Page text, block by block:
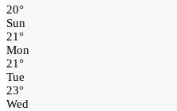
20°
Sun
21°
Mon
21°
Tue
23°
Wed